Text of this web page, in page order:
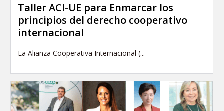
Taller ACI-UE para Enmarcar los
principios del derecho cooperativo
internacional
La Alianza Cooperativa Internacional (...